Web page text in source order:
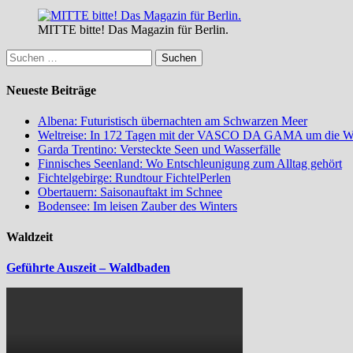
MITTE bitte! Das Magazin für Berlin.
Suchen
nach:
Neueste Beiträge
Albena: Futuristisch übernachten am Schwarzen Meer
Weltreise: In 172 Tagen mit der VASCO DA GAMA um die
Garda Trentino: Versteckte Seen und Wasserfälle
Finnisches Seenland: Wo Entschleunigung zum Alltag gehört
Fichtelgebirge: Rundtour FichtelPerlen
Obertauern: Saisonauftakt im Schnee
Bodensee: Im leisen Zauber des Winters
Waldzeit
Geführte Auszeit – Waldbaden